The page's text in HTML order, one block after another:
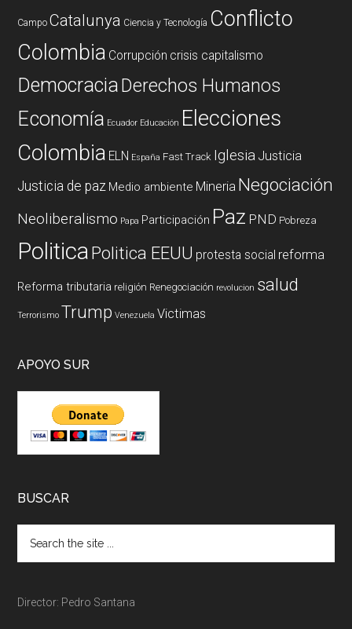
Campo Catalunya Ciencia y Tecnología Conflicto
Colombia Corrupción crisis capitalismo
DemocraciaDerechos Humanos
Economía Ecuador Educación Elecciones
Colombia ELN España Fast Track Iglesia Justicia
Justicia de paz Medio ambiente Mineria Negociación
Neoliberalismo Papa Participación Paz PND Pobreza
PoliticaPolitica EEUU protesta social reforma
Reforma tributaria religión Renegociación revolucion salud
Terrorismo Trump Venezuela Victimas
APOYO SUR
BUSCAR
Director: Pedro Santana